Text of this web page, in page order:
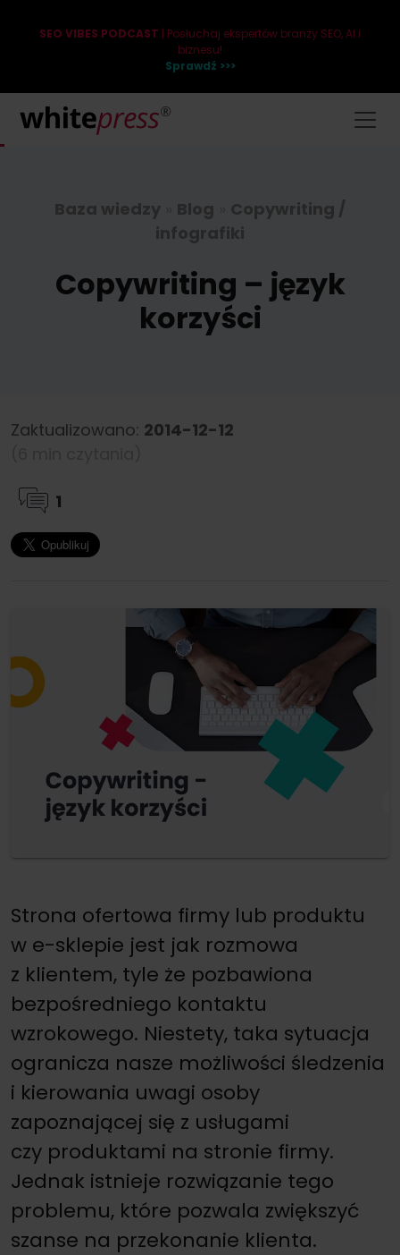
SEO VIBES PODCAST | Posłuchaj ekspertów branży SEO, AI i
biznesu!
Sprawdź >>>
Baza wiedzy Blog
Copywriting /
infografiki
Copywriting – język
korzyści
Zaktualizowano: 2014-12-12
1
Strona ofertowa firmy lub produktu
w e-sklepie jest jak rozmowa
z klientem, tyle że pozbawiona
bezpośredniego kontaktu
wzrokowego. Niestety, taka sytuacja
ogranicza nasze możliwości śledzenia
i kierowania uwagi osoby
zapoznającej się z usługami
czy produktami na stronie firmy.
Jednak istnieje rozwiązanie tego
problemu, które pozwala zwiększyć
szanse na przekonanie klienta.